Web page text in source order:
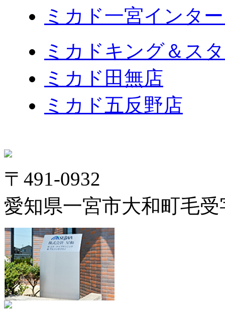
ミカド一宮インタ
ミカドキング＆ス
ミカド田無店
ミカド五反野店
〒491-0932
愛知県一宮市大和町毛受